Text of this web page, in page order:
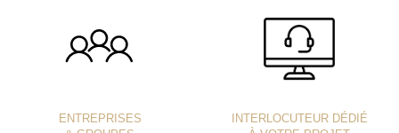
ENTREPRISES
INTERLOCUTEUR DÉDIÉ